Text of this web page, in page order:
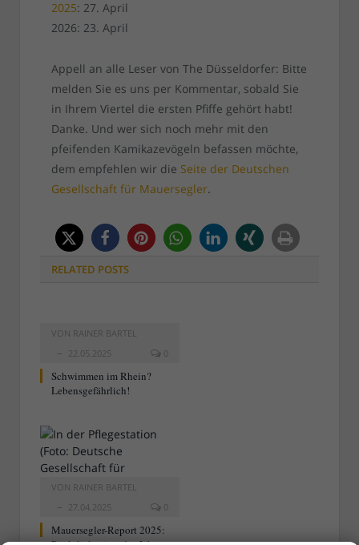
2025: 27. April
2026: 23. April
Appell an alle Leser von The Düsseldorfer: Bitte
melden Sie es uns per Kommentar, sobald Sie
in Ihrem Viertel die ersten Pfiffe gehört habt!
Danke. Und wer sich noch mehr mit den
pfeifenden Kamikazevögeln befassen möchte,
dem empfehlen wir die Seite der Deutschen
Gesellschaft für Mauersegler.
RELATED POSTS
VON RAINER BARTEL
22.05.2025
0
Schwimmen im Rhein?
Lebensgefährlich!
VON RAINER BARTEL
27.04.2025
0
Mauersegler-Report 2025: